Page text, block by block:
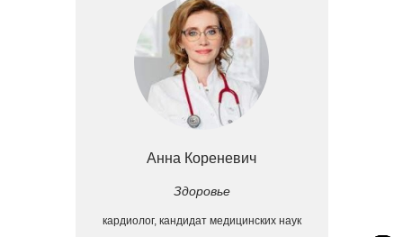
Анна Кореневич
Здоровье
кардиолог, кандидат медицинских наук